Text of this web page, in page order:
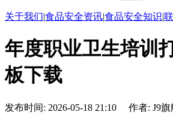
关于我们|食品安全资讯|食品安全知识|
年度职业卫生培训
板下载
发布时间: 2026-05-18 21:10 作者: J9旗